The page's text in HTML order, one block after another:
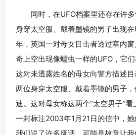
同时，在UFO档案里还存在许
身穿太空服、戴着墨镜的男子出现
年，英国一对母女目击者透过室内
奇上空出现像蠕虫一样的UFO，它
这对未透露姓名的母女向警方描述
两位身穿太空服、戴着墨镜的男子
迪。这对母女称这两个“太空男子”
一封标注2003年1月21日的信中，